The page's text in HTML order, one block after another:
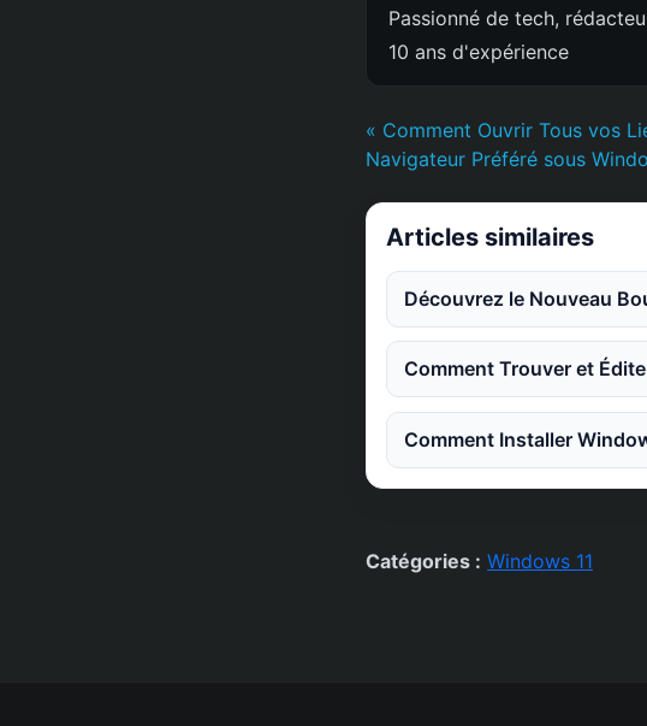
Passionné de tech,
10 ans d'expérience
« Comment Ouvrir Tous vos
Navigateur Préféré sous
Articles similaires
Découvrez le Nouveau
Comment Trouver et
Comment Installer
Catégories : Windows 11